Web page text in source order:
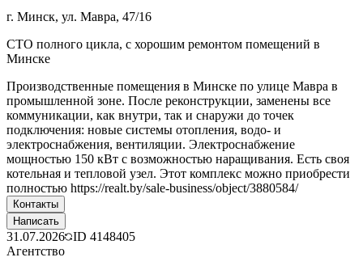
г. Минск, ул. Мавра, 47/16
СТО полного цикла, с хорошим ремонтом помещений в
Минске
Производственные помещения в Минске по улице Мавра в
промышленной зоне. После реконструкции, заменены все
коммуникации, как внутри, так и снаружи до точек
подключения: новые системы отопления, водо- и
электроснабжения, вентиляции. Электроснабжение
мощностью 150 кВт с возможностью наращивания. Есть своя
котельная и тепловой узел. Этот комплекс можно приобрести
полностью https://realt.by/sale-business/object/3880584/
Контакты
Написать
31.07.2026 ID 4148405
Агентство